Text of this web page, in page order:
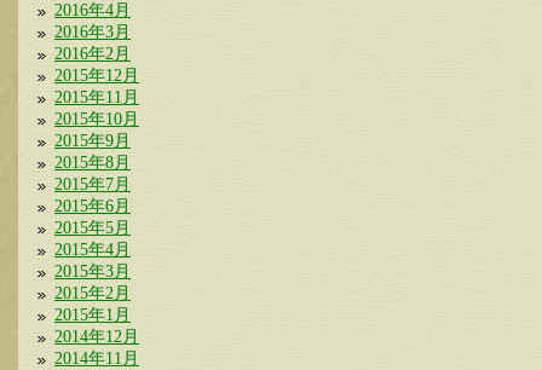
2016年4月
2016年3月
2016年2月
2015年12月
2015年11月
2015年10月
2015年9月
2015年8月
2015年7月
2015年6月
2015年5月
2015年4月
2015年3月
2015年2月
2015年1月
2014年12月
2014年11月